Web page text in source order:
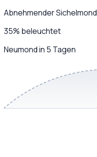
Abnehmender Sichelmond
35% beleuchtet
Neumond in 5 Tagen